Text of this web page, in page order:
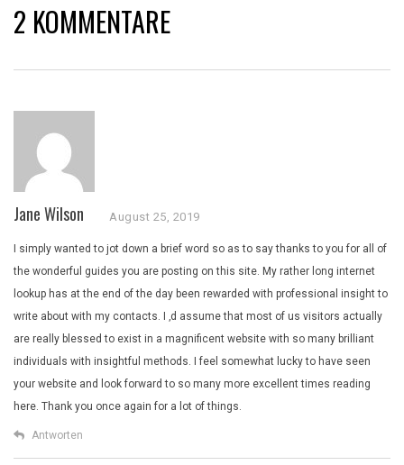
2 KOMMENTARE
Jane Wilson August 25, 2019
I simply wanted to jot down a brief word so as to say thanks to you for all of
the wonderful guides you are posting on this site. My rather long internet
lookup has at the end of the day been rewarded with professional insight to
write about with my contacts. I ‚d assume that most of us visitors actually
are really blessed to exist in a magnificent website with so many brilliant
individuals with insightful methods. I feel somewhat lucky to have seen
your website and look forward to so many more excellent times reading
here. Thank you once again for a lot of things.
Antworten